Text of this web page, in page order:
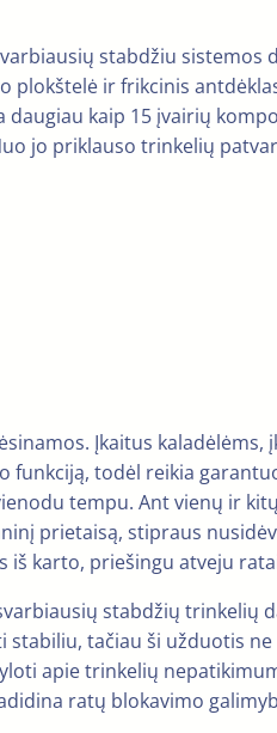
stabdžiu
plokštelė ir frikcinis
kaip 15 įvairių
jo priklauso trinkelių
Įkaitus
funkciją, todėl reikia
tempu. Ant vienų ir
prietaisą, stipraus
iš karto, priešingu atveju
stabdžių trinkelių
stabiliu, tačiau ši užduotis
apie trinkelių
ratų blokavimo